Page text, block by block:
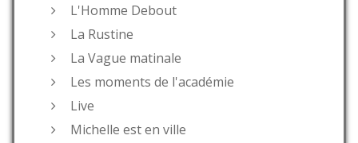
L'Homme Debout
La Rustine
La Vague matinale
Les moments de l'académie
Live
Michelle est en ville